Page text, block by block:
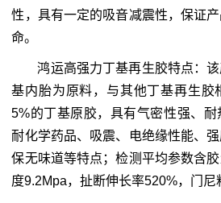
性，具有一定的吸音减震性，保证
命。
鸿运高强力丁基再生胶特点：
基内胎为原料，与其他丁基再生胶
5%的丁基原胶，具有气密性强、耐
耐化学药品、吸震、电绝缘性能、
保无味道等特点；检测平均参数含
度9.2Mpa，扯断伸长率520%，门尼